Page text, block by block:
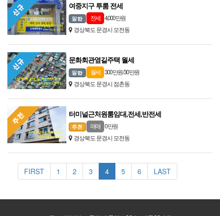
여중지구 투룸 전세
전세
4,000 만원
경상북도 문경시 모전동
문화회관옆길주택 월세
월세
300 만원 / 30 만원
경상북도 문경시 점촌동
터미널근처원룸임대,전세,반전세
매매
0 만원
경상북도 문경시 모전동
FIRST 1 2 3 4 5 6 LAST